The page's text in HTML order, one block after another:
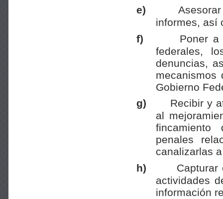
e)
informes, así
f)
Poner
federales,
denuncias,
mecanismos
Gobierno
g)
Recibir y
al
fincamiento
penales
canalizarlas
h)
actividades
información